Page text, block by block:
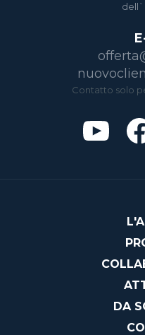
Contatto solo
DA